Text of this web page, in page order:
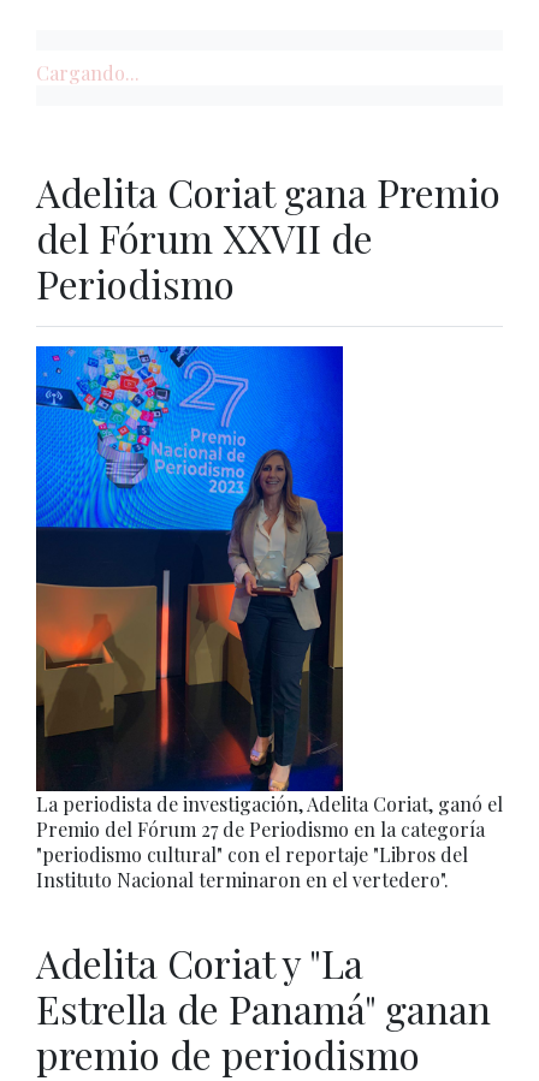
Cargando...
Adelita Coriat gana Premio
del Fórum XXVII de
Periodismo
La periodista de investigación, Adelita Coriat, ganó el
Premio del Fórum 27 de Periodismo en la categoría
"periodismo cultural" con el reportaje "Libros del
Instituto Nacional terminaron en el vertedero".
Adelita Coriat y "La
Estrella de Panamá" ganan
premio de periodismo